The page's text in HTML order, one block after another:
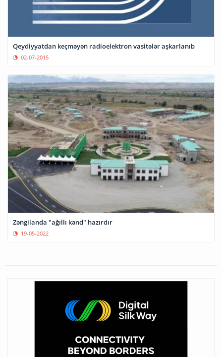
Qeydiyyatdan keçməyən radioelektron vasitələr aşkarlanıb
02-07-2015
Zəngilanda "ağıllı kənd" hazırdır
19-05-2022